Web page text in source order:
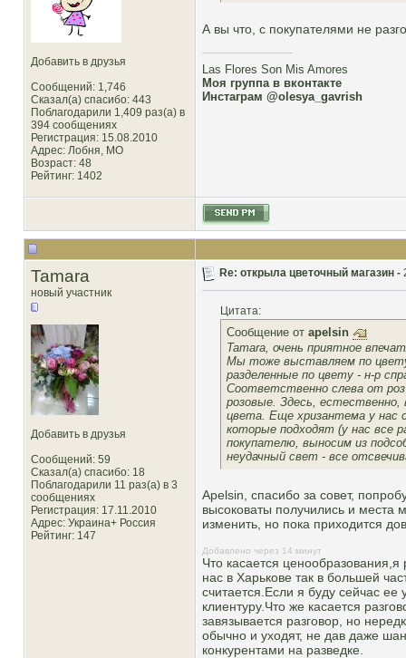
Добавить в друзья
Сообщений: 1,746
Сказал(а) спасибо: 443
Поблагодарили 1,409 раз(а) в
394 сообщениях
Регистрация: 15.08.2010
Адрес: Лобня, MO
Возраст: 48
Рейтинг: 1402
А вы что, с покупателями не
Las Flores Son Mis Amores
Моя группа в вконтакте
Инстаграм @olesya_gavrish
Tamara
новый участник
Добавить в друзья
Сообщений: 59
Сказал(а) спасибо: 18
Поблагодарили 11 раз(а) в 3
сообщениях
Регистрация: 17.11.2010
Адрес: Украина+ Россия
Рейтинг: 147
Re: открыла цветочный магазин -
Цитата:
Сообщение от apelsin
Tamara, очень приятное
Мы тоже выставляем по
разделенные по цвету - н-р
Соответственно слева от
розовые. Здесь,
цвета. Еще хризантема у нас
которые подходят (у нас все
покупателю, выносим из
неудачный свет - все
Apelsin, спасибо за совет,
высоковаты получились и места
изменить, но пока приходится
Добавлено через 14 минут
Что касается
нас в Харькове так в большей
считается.Если я буду сейчас ее
клиентуру.Что же касается
завязывается разговор, но
обычно и уходят, не дав даже
конкурентами на разведке.